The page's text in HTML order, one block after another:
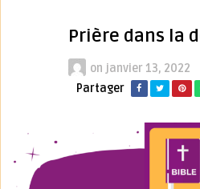
Prière dans la
on janvier 13, 2022
Partager